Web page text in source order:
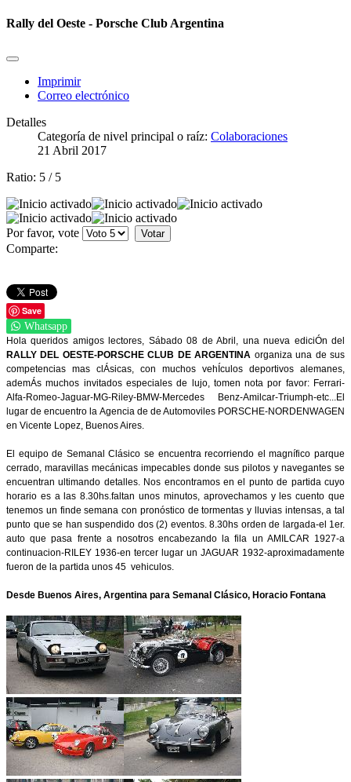
Rally del Oeste - Porsche Club Argentina
Imprimir
Correo electrónico
Detalles
Categoría de nivel principal o raíz: Colaboraciones
21 Abril 2017
Ratio: 5 / 5
Por favor, vote
Comparte:
Save
Whatsapp
Hola queridos amigos lectores, Sábado 08 de Abril, una nueva ediciÓn del
RALLY DEL OESTE-PORSCHE CLUB DE ARGENTINA organiza una de sus
competencias mas clÁsicas, con muchos vehÍculos deportivos alemanes,
ademÁs muchos invitados especiales de lujo, tomen nota por favor: Ferrari-
Alfa-Romeo-Jaguar-MG-Riley-BMW-Mercedes Benz-Amilcar-Triumph-etc...El
lugar de encuentro la Agencia de de Automoviles PORSCHE-NORDENWAGEN
en Vicente Lopez, Buenos Aires.
El equipo de Semanal Clásico se encuentra recorriendo el magnífico parque
cerrado, maravillas mecánicas impecables donde sus pilotos y navegantes se
encuentran ultimando detalles. Nos encontramos en el punto de partida cuyo
horario es a las 8.30hs.faltan unos minutos, aprovechamos y les cuento que
tenemos un finde semana con pronóstico de tormentas y lluvias intensas, a tal
punto que se han suspendido dos (2) eventos. 8.30hs orden de largada-el 1er.
auto que pasa frente a nosotros encabezando la fila un AMILCAR 1927-a
continuacion-RILEY 1936-en tercer lugar un JAGUAR 1932-aproximadamente
fueron de la partida unos 45 vehiculos.
Desde Buenos Aires, Argentina para Semanal Clásico, Horacio Fontana